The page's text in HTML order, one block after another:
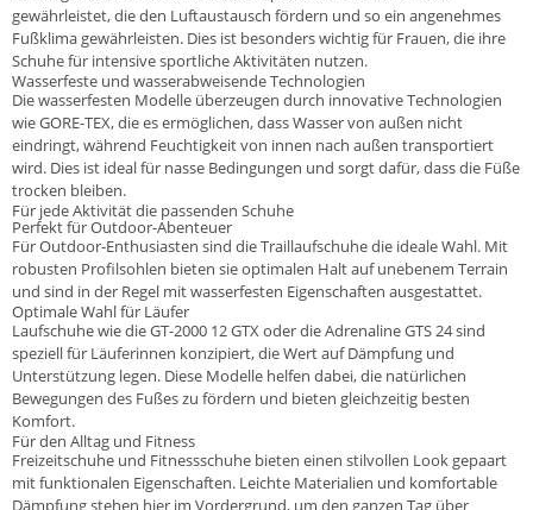
gewährleistet, die den Luftaustausch fördern und so ein angenehmes
Fußklima gewährleisten. Dies ist besonders wichtig für Frauen, die ihre
Schuhe für intensive sportliche Aktivitäten nutzen.
Wasserfeste und wasserabweisende Technologien
Die wasserfesten Modelle überzeugen durch innovative Technologien
wie GORE-TEX, die es ermöglichen, dass Wasser von außen nicht
eindringt, während Feuchtigkeit von innen nach außen transportiert
wird. Dies ist ideal für nasse Bedingungen und sorgt dafür, dass die Füße
trocken bleiben.
Für jede Aktivität die passenden Schuhe
Perfekt für Outdoor-Abenteuer
Für Outdoor-Enthusiasten sind die Traillaufschuhe die ideale Wahl. Mit
robusten Profilsohlen bieten sie optimalen Halt auf unebenem Terrain
und sind in der Regel mit wasserfesten Eigenschaften ausgestattet.
Optimale Wahl für Läufer
Laufschuhe wie die GT-2000 12 GTX oder die Adrenaline GTS 24 sind
speziell für Läuferinnen konzipiert, die Wert auf Dämpfung und
Unterstützung legen. Diese Modelle helfen dabei, die natürlichen
Bewegungen des Fußes zu fördern und bieten gleichzeitig besten
Komfort.
Für den Alltag und Fitness
Freizeitschuhe und Fitnessschuhe bieten einen stilvollen Look gepaart
mit funktionalen Eigenschaften. Leichte Materialien und komfortable
Dämpfung stehen hier im Vordergrund, um den ganzen Tag über